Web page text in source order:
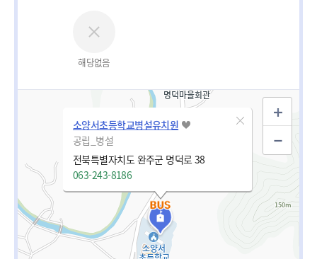
해당없음
소양서초등학교병설유치원
공립_병설
전북특별자치도 완주군 명덕로 38
063-243-8186